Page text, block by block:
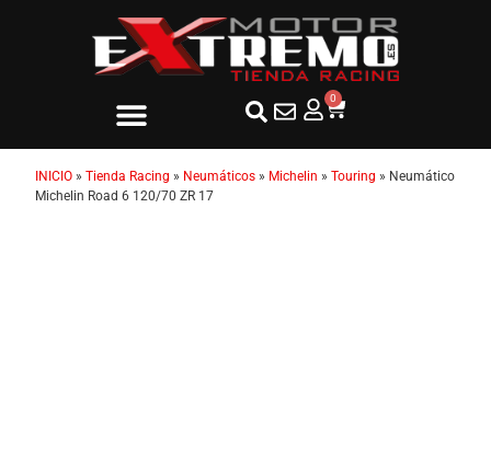
0
INICIO » Tienda Racing » Neumáticos » Michelin » Touring » Neumático
Michelin Road 6 120/70 ZR 17